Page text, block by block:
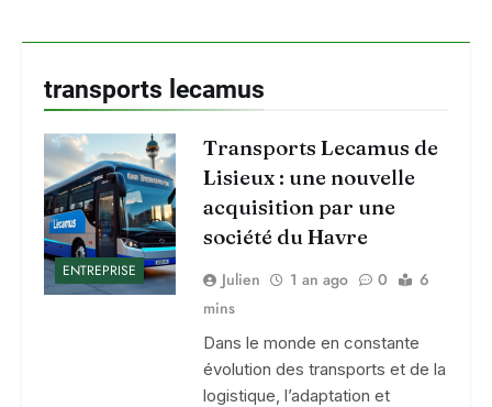
transports lecamus
ENTREPRISE
Transports Lecamus de
Lisieux : une nouvelle
acquisition par une
société du Havre
Julien 1 an ago 0
6
mins
Dans le monde en constante
évolution des transports et de la
logistique, l’adaptation et